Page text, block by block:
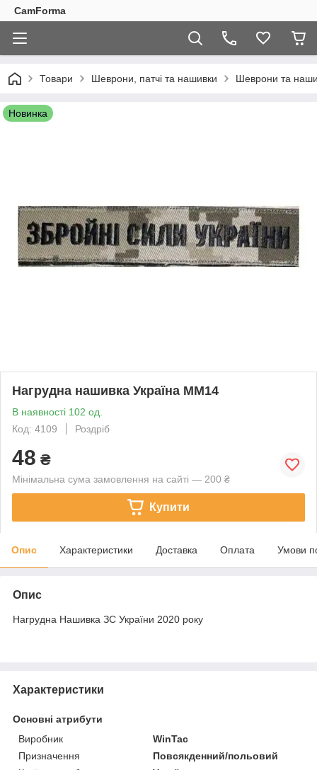
CamForma
Товари Шеврони, патчі та нашивки Шеврони та
Новинка
Нагрудна нашивка Україна ММ14
В наявності 102 од.
Код: 4109
Роздріб
48 ₴
Мінімальна сума замовлення на сайті — 200 ₴
Купити
Опис Характеристики Доставка Оплата Умови
Опис
Нагрудна Нашивка ЗС України 2020 року
Характеристики
Основні атрибути
Виробник
WinTac
Призначення
Повсякденний/польовий